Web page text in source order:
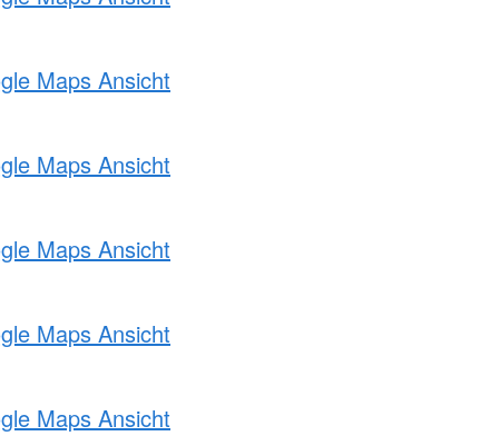
Maps Ansicht
Maps Ansicht
Maps Ansicht
Maps Ansicht
Maps Ansicht